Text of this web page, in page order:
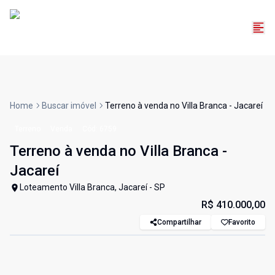
Home Buscar imóvel Terreno à venda no Villa Branca - Jacareí
Terreno à venda no Villa Branca -
Jacareí
Loteamento Villa Branca, Jacareí - SP
R$ 410.000,00
Compartilhar Favorito